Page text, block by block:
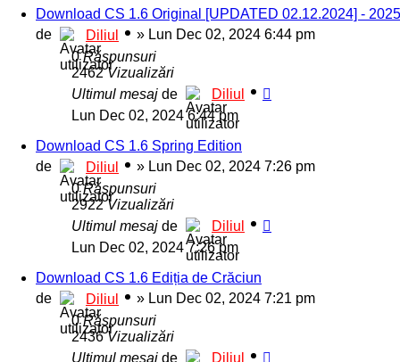
Download CS 1.6 Original [UPDATED 02.12.2024] - 2025
de
Diliul » Lun Dec 02, 2024 6:44 pm
0Răspunsuri
2462Vizualizări
Ultimul mesaj de
Diliul
Lun Dec 02, 2024 6:44 pm
Download CS 1.6 Spring Edition
de
Diliul » Lun Dec 02, 2024 7:26 pm
0Răspunsuri
2922Vizualizări
Ultimul mesaj de
Diliul
Lun Dec 02, 2024 7:26 pm
Download CS 1.6 Ediția de Crăciun
de
Diliul » Lun Dec 02, 2024 7:21 pm
0Răspunsuri
2436Vizualizări
Ultimul mesaj de
Diliul